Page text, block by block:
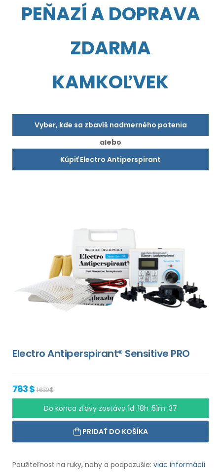
PEŇAZÍ A DOPRAVA
ZDARMA
KAMKOĽVEK
Vyber, kde sa zbavíš nadmerného potenia
alebo
Kúpiť Electro Antiperspirant
Electro Antiperspirant® Sensitive PRO
783 $1 639 $
Do konca zľavy zostáva 1d :18h :51m :36
PRIDAŤ DO KOŠÍKA
Použiteľnosť na ruky, nohy a podpazušie: viac informácií